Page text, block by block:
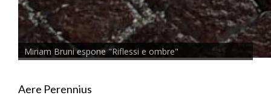
Miriam Bruni espone "Riflessi e ombre"
Aere Perennius